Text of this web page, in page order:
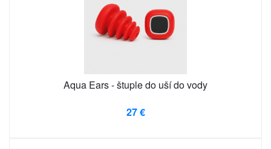
Aqua Ears - štuple do uší do vody
27 €